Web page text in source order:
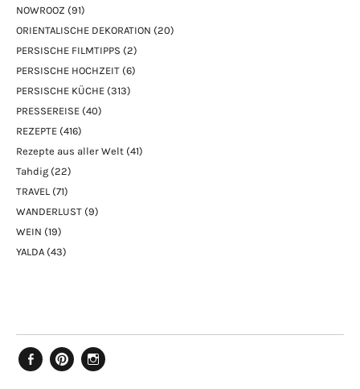
NOWROOZ (91)
ORIENTALISCHE DEKORATION (20)
PERSISCHE FILMTIPPS (2)
PERSISCHE HOCHZEIT (6)
PERSISCHE KÜCHE (313)
PRESSEREISE (40)
REZEPTE (416)
Rezepte aus aller Welt (41)
Tahdig (22)
TRAVEL (71)
WANDERLUST (9)
WEIN (19)
YALDA (43)